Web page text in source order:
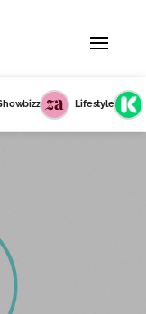
Lifestyle